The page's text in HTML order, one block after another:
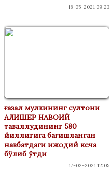
18-05-2021 09:23
ғазал мулкининг султони
АЛИШЕР НАВОИЙ
таваллудининг 580
йиллигига бағишланган
навбатдаги ижодий кеча
бўлиб ўтди
17-02-2021 12:05